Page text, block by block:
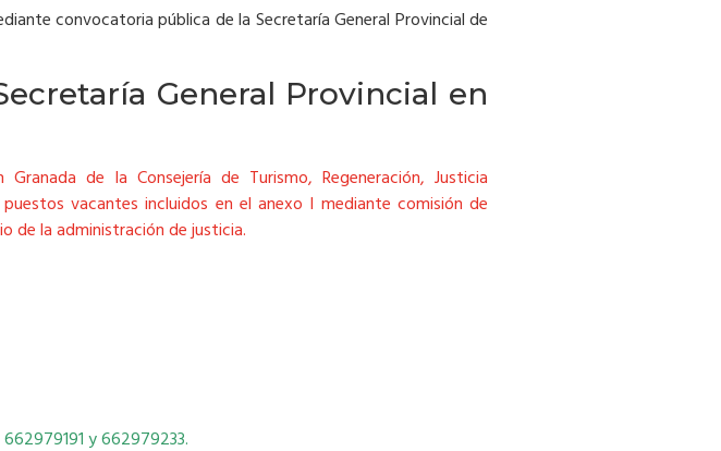
convocatoria pública de la Secretaría General Provincial de
General Provincial en
de la Consejería de Turismo, Regeneración, Justicia
vacantes incluidos en el anexo I mediante comisión de
de la administración de justicia.
y 662979233.